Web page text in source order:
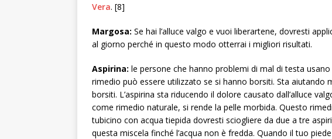
Vera. [8]
Margosa: Se hai l’alluce valgo e vuoi liberartene, dovresti
al giorno perché in questo modo otterrai i migliori risultati.
Aspirina: le persone che hanno problemi di mal di testa
rimedio può essere utilizzato se si hanno borsiti. Sta aiutando
borsiti. L’aspirina sta riducendo il dolore causato dall’alluce
come rimedio naturale, si rende la pelle morbida. Questo
tubicino con acqua tiepida dovresti sciogliere da due a tre
questa miscela finché l’acqua non è fredda. Quando il tuo